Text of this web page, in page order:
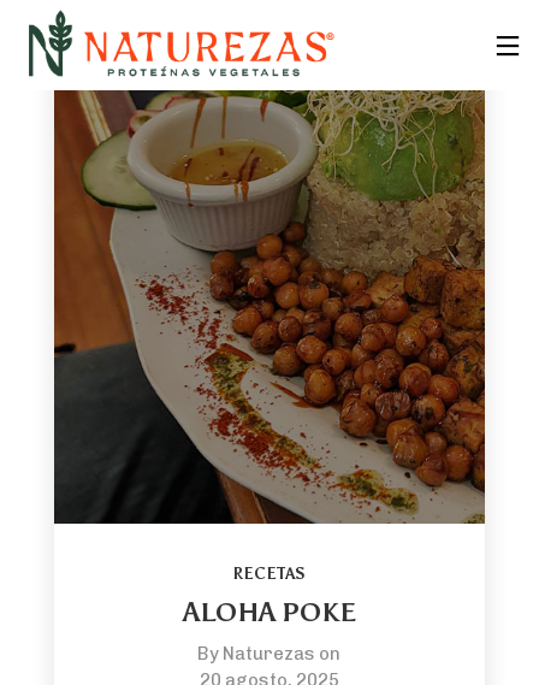
RECETAS
ALOHA POKE
By Naturezas on
20 agosto, 2025